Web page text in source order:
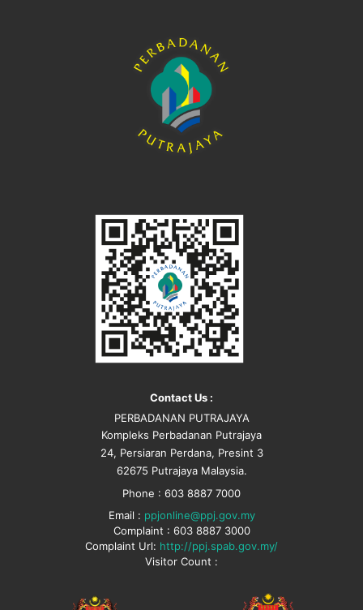
Contact Us :
PERBADANAN PUTRAJAYA
Kompleks Perbadanan Putrajaya
24, Persiaran Perdana, Presint 3
62675 Putrajaya Malaysia.
Phone : 603 8887 7000
Email : ppjonline@ppj.gov.my
Complaint : 603 8887 3000
Complaint Url: http://ppj.spab.gov.my/
Visitor Count :